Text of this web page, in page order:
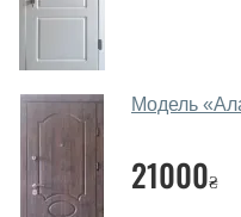
Так, робимо. Наші
консультацію на виїзді.
собою каталоги
консультації Ви
відвідуючи наш офіс.
Модель
21000₴